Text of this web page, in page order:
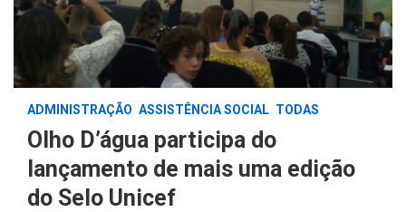
ADMINISTRAÇÃO ASSISTÊNCIA SOCIAL TODAS
Olho D’água participa do
lançamento de mais uma edição
do Selo Unicef